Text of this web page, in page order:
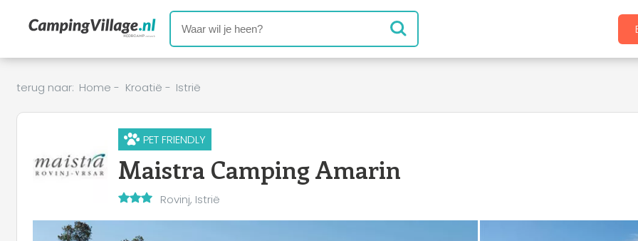
terug naar: Home - Kroatië - Istrië
PET FRIENDLY
Maistra Camping Amarin
Rovinj, Istrië